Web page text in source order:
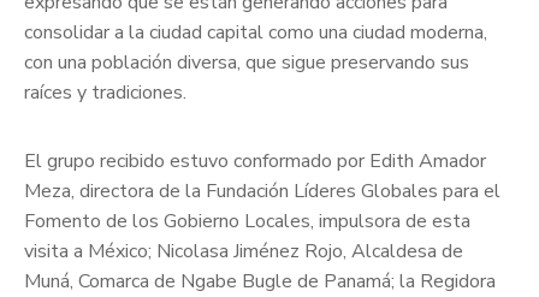
consolidar a la ciudad capital como una ciudad moderna,
con una población diversa, que sigue preservando sus
raíces y tradiciones.
El grupo recibido estuvo conformado por Edith Amador
Meza, directora de la Fundación Líderes Globales para el
Fomento de los Gobierno Locales, impulsora de esta
visita a México; Nicolasa Jiménez Rojo, Alcaldesa de
Muná, Comarca de Ngabe Bugle de Panamá; la Regidora